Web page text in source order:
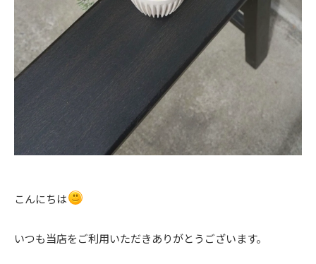
こんにちは
いつも当店をご利用いただきありがとうございます。